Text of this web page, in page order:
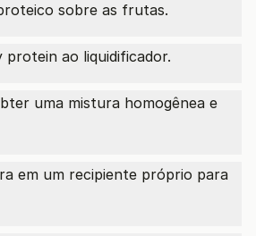
sobre as frutas.
protein ao liquidificador.
uma mistura homogênea e
em um recipiente próprio para